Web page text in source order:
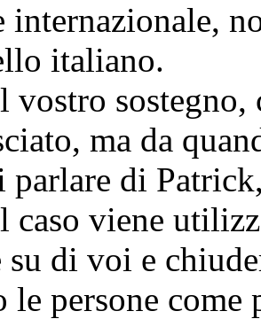
italiano.
sostegno,
ma da
parlare di
caso viene
su di voi e
persone come